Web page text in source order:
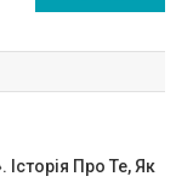
Історія Про Те, Як